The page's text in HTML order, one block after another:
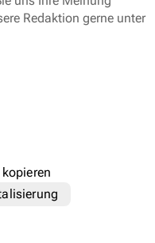
Redaktion gerne unter